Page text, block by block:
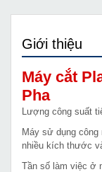
Giới thiệu
Máy cắt
Pha
Lượng công suất
Máy sử dụng
nhiều kích thước
Tần số làm việc ở